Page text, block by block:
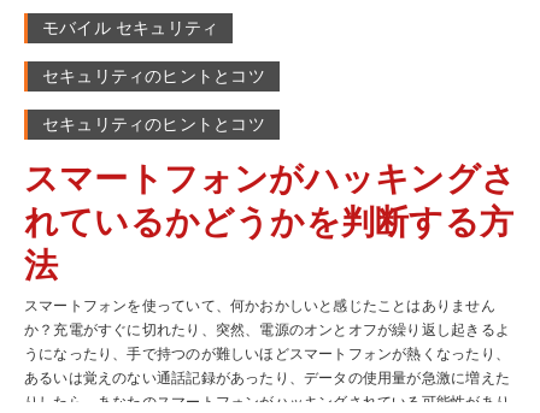
ます。こちらではそういった悪質なアプリを見極め、スマートフォンに入
れないための方法を紹介しています。 4. 携帯電話内にあるデータのバッ
クアップを取る もしものことを考えて、常に携帯電話のバックアップを取
っておくということは実は非常に大事なことで、それには2つの理由があ
ります。1つ目は、バックアップを取っておくと、データを古い携帯電話か
ら新しい携帯電話に移す際に新しい携帯電話への移行をスムーズに行うこ
とができます。2つ目は、もし携帯電話を紛失したり、盗難に遭った場合
でも、データが手元に残るようにするためです。紛失や盗難に遭った携帯
電話内のデータを遠隔操作で消去したとしても、データのコピーはクラウ
ド上に安全に保存されているので安心です。...
に複数の情報を必要とする機能です。例えば、あるアカウントにログイン
する際、パスワードやパスフレーズに加えて、携帯電話に送信されるコー
ドを入力する必要がある場合など、通常のパスワードを1回のみ入力するロ
グイン方法よりも、よりセキュリティが厳重になっています。 2. ネットワ
ークセキュリティの強化 ログインの安全性が向上したら、接続の安全性を
確認しましょう。おそらく自宅や職場ではデータを暗号化するパスワード
公共の無料Wi-Fiを利用したくなるかもしれません。しかし、公共のWi-Fi
の問題点は、その多くがセキュリティの確保がされていないことです。つ
まり、ハッカーが比較的簡単にあなたのデバイスにアクセスし、情報を盗
むことができてしまいます。その解決策として、VPN（Virtual Private
Network）を使用することを検討してみてはいかがでしょうか。VPNと
は、インターネット上に安全な接続を構築するソフトウェアで、どこから
でも安全に接続することができます。 3. ファイアウォールの使用 ネット
ワークが安全になった場合でも、より安全を確保するためにはファイアウ
ォールを使用する必要があります。ファイアウォールとは、コンピュータ
やデバイスへの不正アクセスを防ぐための電子バリアで、しばしば包括的
モバイル セキュリティ
セキュリティのヒントとコツ
セキュリティのヒントとコツ
スマートフォンがハッキングさ
れているかどうかを判断する方
法
スマートフォンを使っていて、何かおかしいと感じたことはありません
か？充電がすぐに切れたり、突然、電源のオンとオフが繰り返し起きるよ
うになったり、手で持つのが難しいほどスマートフォンが熱くなったり、
あるいは覚えのない通話記録があったり、データの使用量が急激に増えた
りしたら、あなたのスマートフォンがハッキングされている可能性があり